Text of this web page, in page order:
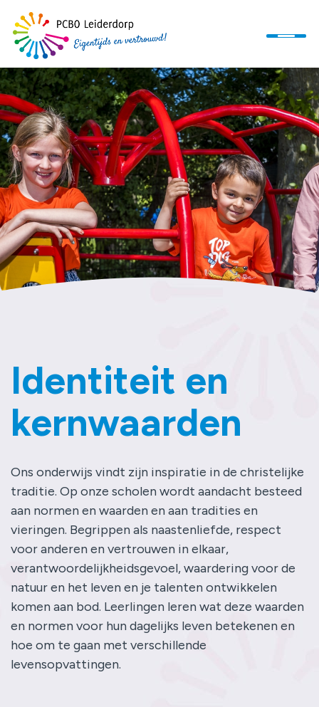
Home
Ons onderwijs
Organisatie
Informatie
Werken bij
Identiteit en
kernwaarden
Ons onderwijs vindt zijn inspiratie in de christelijke
traditie. Op onze scholen wordt aandacht besteed
aan normen en waarden en aan tradities en
vieringen. Begrippen als naastenliefde, respect
voor anderen en vertrouwen in elkaar,
verantwoordelijkheidsgevoel, waardering voor de
natuur en het leven en je talenten ontwikkelen
komen aan bod. Leerlingen leren wat deze waarden
en normen voor hun dagelijks leven betekenen en
hoe om te gaan met verschillende
levensopvattingen.